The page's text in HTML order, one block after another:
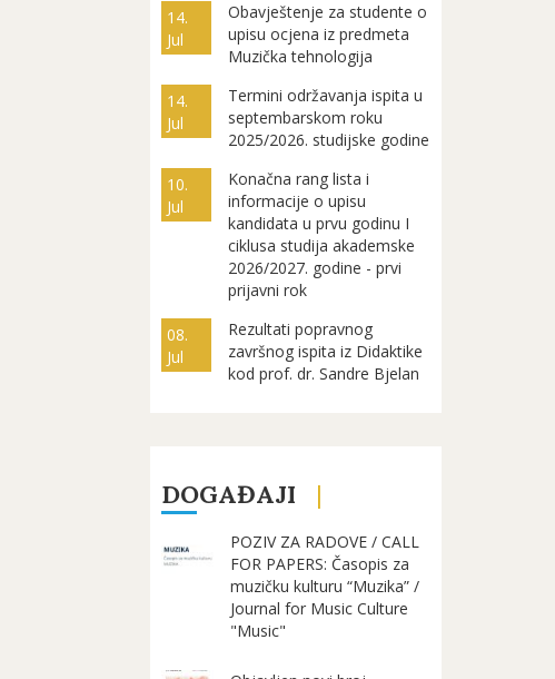
14.
Jul
Obavještenje za studente o
upisu ocjena iz predmeta
Muzička tehnologija
14.
Jul
Termini održavanja ispita u
septembarskom roku
2025/2026. studijske godine
10.
Jul
Konačna rang lista i
informacije o upisu
kandidata u prvu godinu I
ciklusa studija akademske
2026/2027. godine - prvi
prijavni rok
08.
Jul
Rezultati popravnog
završnog ispita iz Didaktike
kod prof. dr. Sandre Bjelan
DOGAĐAJI
POZIV ZA RADOVE / CALL
FOR PAPERS: Časopis za
muzičku kulturu “Muzika” /
Journal for Music Culture
"Music"